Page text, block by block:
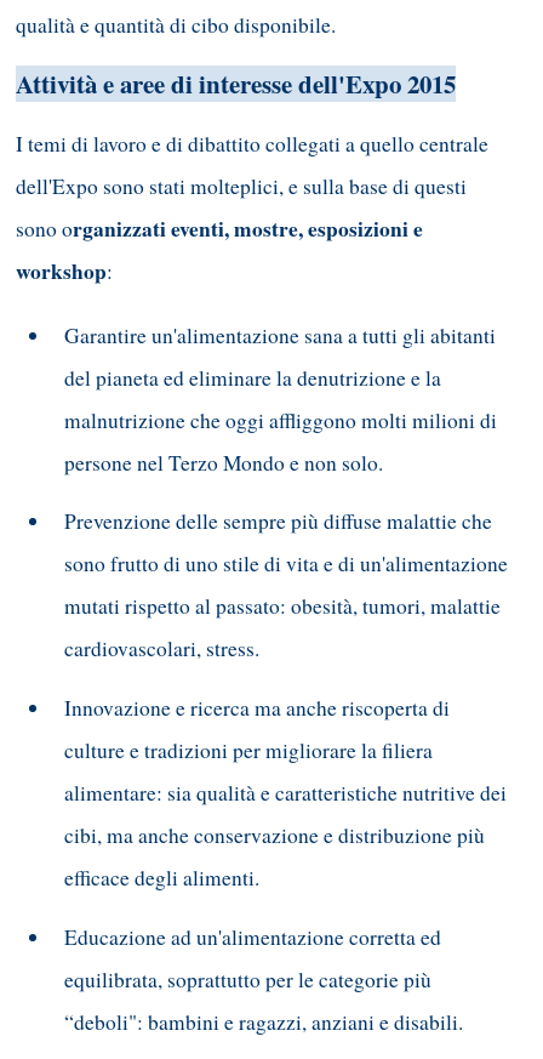
qualità e quantità di cibo disponibile.
Attività e aree di interesse dell'Expo 2015
I temi di lavoro e di dibattito collegati a quello centrale
dell'Expo sono stati molteplici, e sulla base di questi
sono organizzati eventi, mostre, esposizioni e
workshop:
Garantire un'alimentazione sana a tutti gli abitanti
del pianeta ed eliminare la denutrizione e la
malnutrizione che oggi affliggono molti milioni di
persone nel Terzo Mondo e non solo.
Prevenzione delle sempre più diffuse malattie che
sono frutto di uno stile di vita e di un'alimentazione
mutati rispetto al passato: obesità, tumori, malattie
cardiovascolari, stress.
Innovazione e ricerca ma anche riscoperta di
culture e tradizioni per migliorare la filiera
alimentare: sia qualità e caratteristiche nutritive dei
cibi, ma anche conservazione e distribuzione più
efficace degli alimenti.
Educazione ad un'alimentazione corretta ed
equilibrata, soprattutto per le categorie più
“deboli": bambini e ragazzi, anziani e disabili.